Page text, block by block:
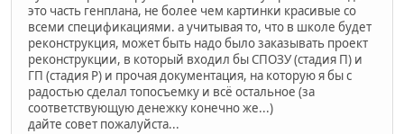
это часть генплана, не более чем картинки красивые со
всеми спецификациями. а учитывая то, что в школе будет
реконструкция, может быть надо было заказывать проект
реконструкции, в который входил бы СПОЗУ (стадия П) и
ГП (стадия Р) и прочая документация, на которую я бы с
радостью сделал топосъемку и всё остальное (за
соответствующую денежку конечно же...)
дайте совет пожалуйста...